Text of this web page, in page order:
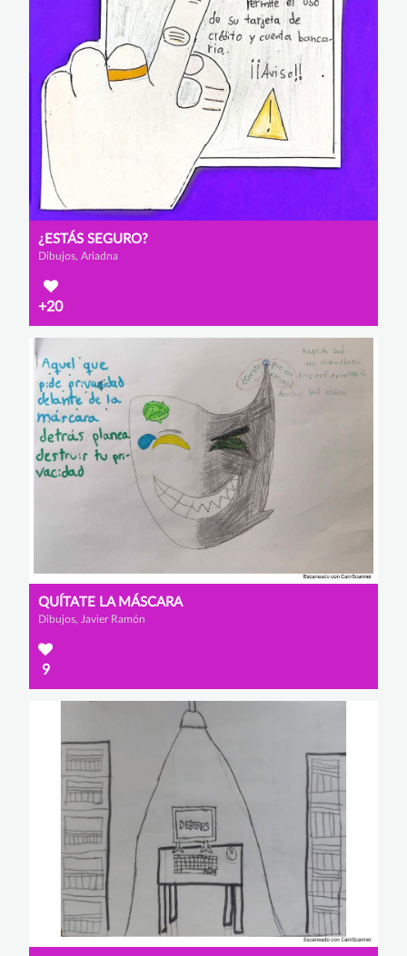
¿ESTÁS SEGURO?
Dibujos, Ariadna
+20
QUÍTATE LA MÁSCARA
Dibujos, Javier Ramón
9